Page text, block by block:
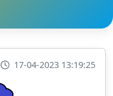
17-04-2023 13:19:25